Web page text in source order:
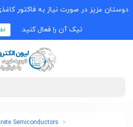
دوستان عزیز در صورت نیاز به فاکتور
تیک آن را فعال کنید.
Semiconductors